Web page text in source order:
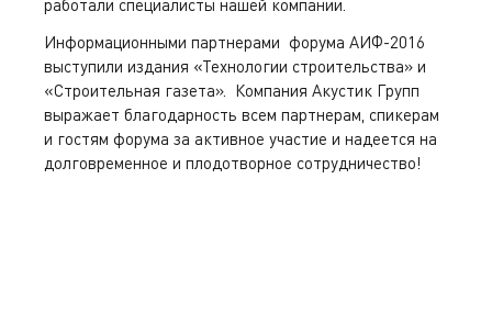
работали специалисты нашей компании.
Информационными партнерами форума АИФ-2016
выступили издания «Технологии строительства» и
«Строительная газета». Компания Акустик Групп
выражает благодарность всем партнерам, спикерам
и гостям форума за активное участие и надеется на
долговременное и плодотворное сотрудничество!